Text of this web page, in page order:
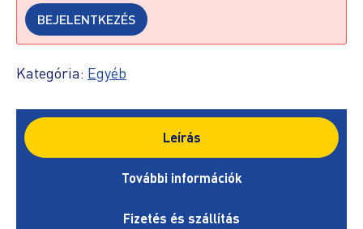
BEJELENTKEZÉS
Kategória: Egyéb
Leírás
További információk
Fizetés és szállítás